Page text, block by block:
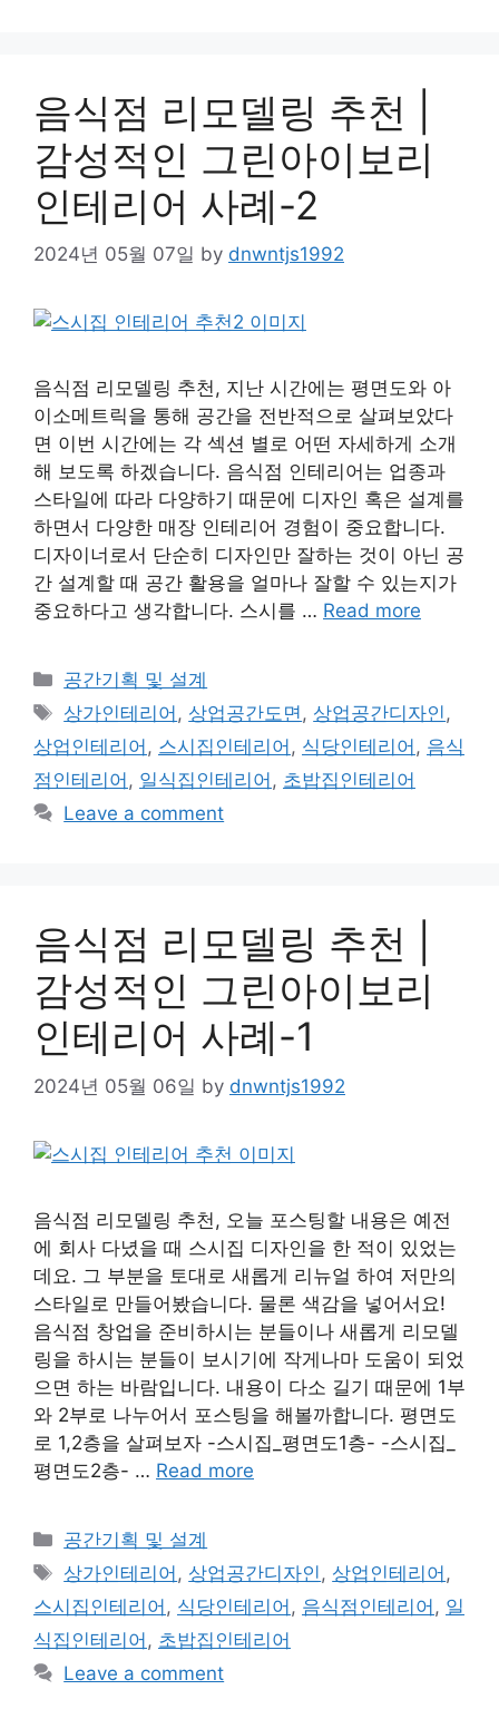
음식점 리모델링 추천 |
감성적인 그린아이보리
인테리어 사례-2
2024년 05월 07일 by dnwntjs1992
음식점 리모델링 추천, 지난 시간에는 평면도와 아
이소메트릭을 통해 공간을 전반적으로 살펴보았다
면 이번 시간에는 각 섹션 별로 어떤 자세하게 소개
해 보도록 하겠습니다. 음식점 인테리어는 업종과
스타일에 따라 다양하기 때문에 디자인 혹은 설계를
하면서 다양한 매장 인테리어 경험이 중요합니다.
디자이너로서 단순히 디자인만 잘하는 것이 아닌 공
간 설계할 때 공간 활용을 얼마나 잘할 수 있는지가
중요하다고 생각합니다. 스시를 … Read more
Categories
공간기획 및 설계
Tags
상가인테리어 , 상업공간도면, 상업공간디자인,
상업인테리어 , 스시집인테리어 , 식당인테리어 , 음식
점인테리어 , 일식집인테리어 , 초밥집인테리어
Leave a comment
음식점 리모델링 추천 |
감성적인 그린아이보리
인테리어 사례-1
2024년 05월 06일 by dnwntjs1992
음식점 리모델링 추천, 오늘 포스팅할 내용은 예전
에 회사 다녔을 때 스시집 디자인을 한 적이 있었는
데요. 그 부분을 토대로 새롭게 리뉴얼 하여 저만의
스타일로 만들어봤습니다. 물론 색감을 넣어서요!
음식점 창업을 준비하시는 분들이나 새롭게 리모델
링을 하시는 분들이 보시기에 작게나마 도움이 되었
으면 하는 바람입니다. 내용이 다소 길기 때문에 1부
와 2부로 나누어서 포스팅을 해볼까합니다. 평면도
로 1,2층을 살펴보자 -스시집_평면도1층- -스시집_
평면도2층- … Read more
Categories
공간기획 및 설계
Tags
상가인테리어 , 상업공간디자인 , 상업인테리어 ,
스시집인테리어 , 식당인테리어 , 음식점인테리어 , 일
식집인테리어 , 초밥집인테리어
Leave a comment